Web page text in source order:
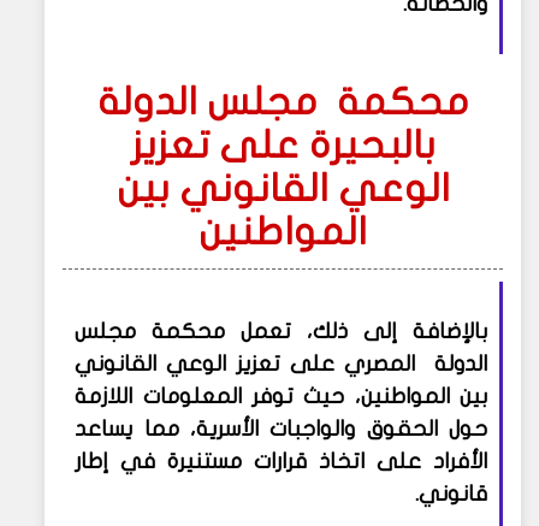
والحضانة.
محكمة مجلس الدولة
بالبحيرة على تعزيز
الوعي القانوني بين
المواطنين
بالإضافة إلى ذلك، تعمل محكمة مجلس
الدولة المصري على تعزيز الوعي القانوني
بين المواطنين، حيث توفر المعلومات اللازمة
حول الحقوق والواجبات الأسرية، مما يساعد
الأفراد على اتخاذ قرارات مستنيرة في إطار
قانوني.